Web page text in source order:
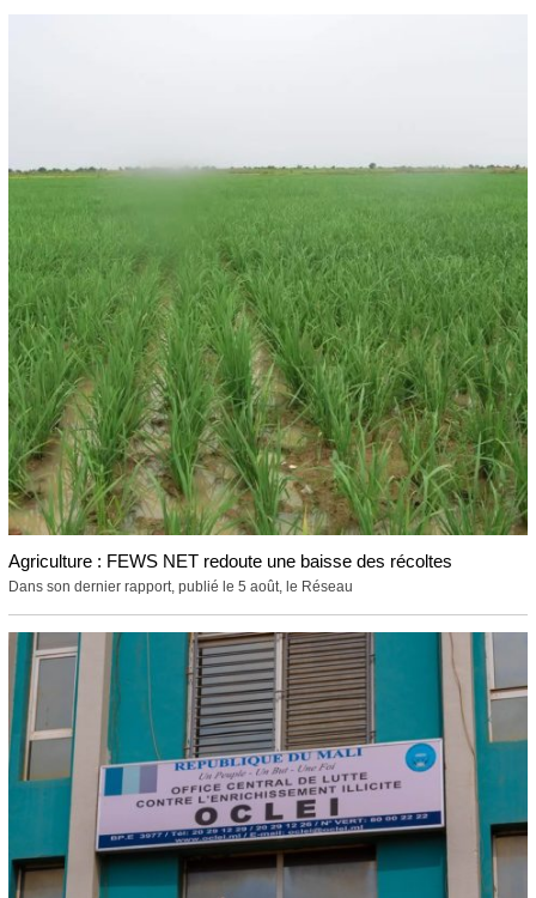
Agriculture : FEWS NET redoute une baisse des récoltes
Dans son dernier rapport, publié le 5 août, le Réseau